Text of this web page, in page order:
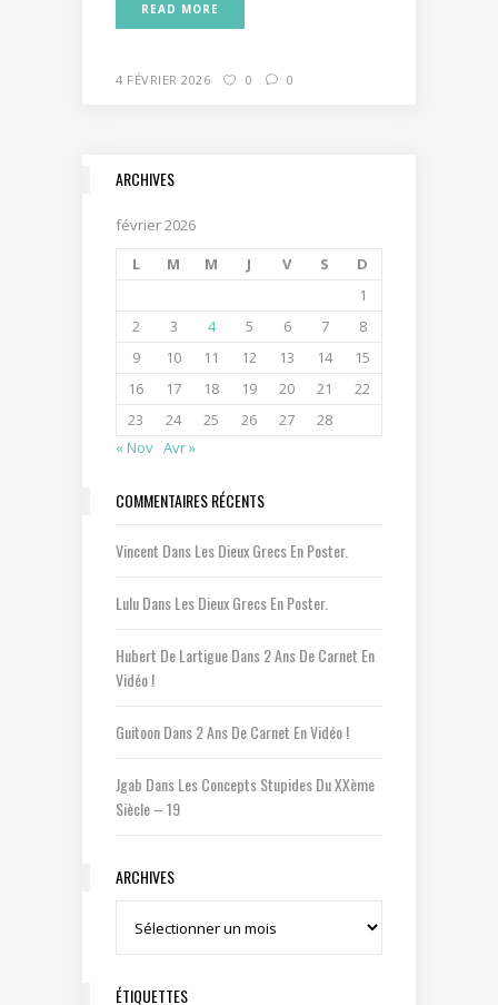
READ MORE
4 FÉVRIER 2026 0 0
ARCHIVES
février 2026
L
M M J V S
D
1
2
3 4 5 6 7
8
9
10 11 12 13 14
15
16
17 18 19 20 21
22
23
24 25 26 27
28
« Nov Avr »
COMMENTAIRES RÉCENTS
Vincent DansLes Dieux Grecs En Poster.
LuluDansLes Dieux Grecs En Poster.
Hubert De LartigueDans2 Ans De Carnet En
Vidéo !
GuitoonDans2 Ans De Carnet En Vidéo !
Jgab DansLes Concepts Stupides Du XXème
Siècle – 19
ARCHIVES
Archives
ÉTIQUETTES